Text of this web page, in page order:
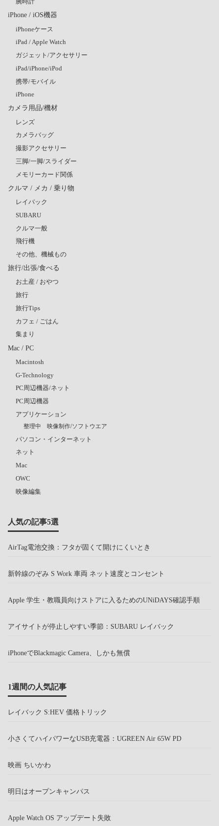
iPhone / iOS機器
iPhoneケース
iPad / Apple Watch
ガジェット/アクセサリー
iPad/iPhone/iPod
携帯/モバイル
iPhone
カメラ用品/機材
レンズ
カメラバッグ
撮影アクセサリー
三脚/一脚/スライダー
メモリーカード関係
クルマ / メカ / 乗り物
レイバック
SUBARU
クルマ一般
飛行機
その他、機械もの
旅行/出張/食べる
お土産 / おやつ
旅行
旅行Tips
カフェ / ごはん
集まり
Mac / PC
Macintosh
G-Technology
PC周辺機器/ネット
PC周辺機器
アプリケーション
整理中 映像制作/ソフトウエア
パソコン・インターネット
ネット
Mac
OWC
映像編集
人気の記事5選
AirTag電池交換：フタが固くて開けにくいとき
新幹線のぞみ S Work 車両 ネット速度とコンセント
Apple 学生・教職員向けストアに入るためのUNiDAYS確認手順
アイサイトが停止しやすい季節：SUBARU レイバック
iPhoneでBlackmagic Camera、しかも無償
1週間の人気記事
レイバック S:HEV 価格トリック
小さくてハイパワーなUSB充電器：UGREEN Air 65W PD
映画 ちいかわ
明日はオープンキャンパス
Apple Watch OS アップデート失敗